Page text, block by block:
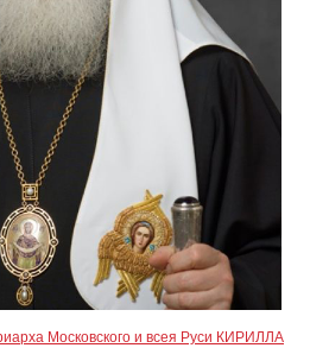
Московского и всея Руси КИРИЛЛА